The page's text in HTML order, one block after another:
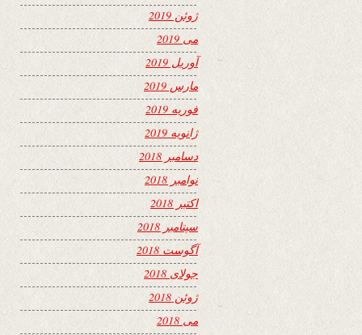
ژوئن 2019
می 2019
آوریل 2019
مارس 2019
فوریه 2019
ژانویه 2019
دسامبر 2018
نوامبر 2018
اکتبر 2018
سپتامبر 2018
آگوست 2018
جولای 2018
ژوئن 2018
می 2018